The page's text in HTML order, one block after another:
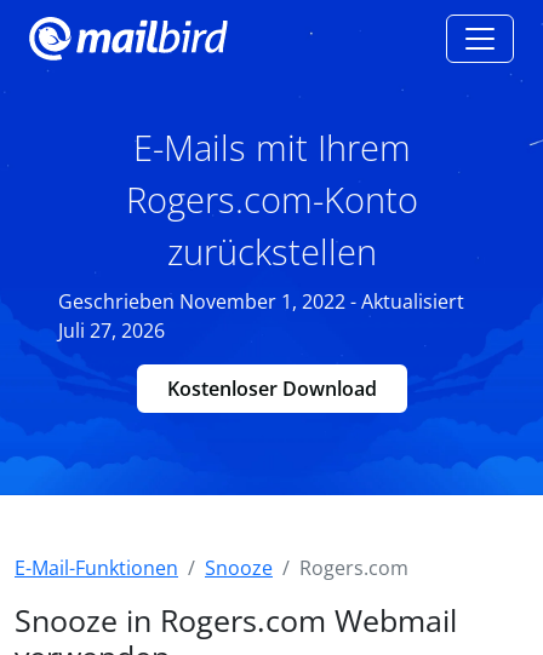
E-Mails mit Ihrem
Rogers.com-Konto
zurückstellen
Geschrieben November 1, 2022 - Aktualisiert
Juli 27, 2026
Kostenloser Download
E-Mail-Funktionen Snooze Rogers.com
Snooze in Rogers.com Webmail